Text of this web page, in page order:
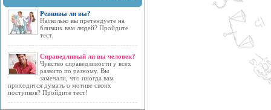
Ревнивы ли вы?
Насколько вы претендуете на
близких вам людей? Пройдите
тест.
Справедливый ли вы человек?
Чувство справедливости у всех
развито по разному. Вы
замечали, что иногда вам
приходится думать о мотиве своих
поступков? Пройдите тест!